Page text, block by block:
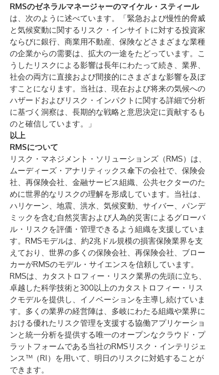
RMSのゼネラルマネージャーのマイケル・スティール
は、次のように述べています。「緊急および慢性的脅威
と気候変動に関するリスク・インサイトに対する投資家
ならびに銀行、商業用不動産、保険などさまざまな業種
の企業からの需要は、拡大の一途をたどっています。こ
うしたリスクによる影響は長年にわたって続き、業界、
社会の両方に直接および間接的にさまざまな影響を及ぼ
すことになります。当社は、現在および将来の気候への
ハザードおよびリスク・インパクトに関する詳細で分析
に基づく洞察は、長期的な戦略と意思決定に貢献するも
のと確信しています。」
以上
RMSについて
リスク・マネジメント・ソリューションズ（RMS）は、
ムーディーズ・アナリティックス傘下の会社で、保険会
社、再保険会社、金融サービス組織、公共セクターのた
めに世界的なリスクの理解を形成しています。当社は、
ハリケーン、地震、洪水、気候変動、サイバー、パンデ
ミックを含む自然災害および人為的災害によるグローバ
ル・リスクを評価・管理できるよう組織を支援していま
す。RMSモデルは、約2兆ドル規模の損害保険業界を支
えており、世界の多くの保険会社、再保険会社、ブロー
カーがRMSのモデル・サイエンスを信頼しています。
RMSは、カタストロフィー・リスク業界の先頭に立ち、
卓越した科学技術と300以上のカタストロフィー・リス
クモデルを提供し、イノベーションを主導し続けていま
す。多くの業界の経営陣は、多岐にわたる組織や業界に
おける優れたリスク管理を支援する協働アプリケーショ
ンと統一分析を提供する唯一のオープンなクラウド・プ
ラットフォームである当社のRMSリスク・インテリジェ
ンス™（RI）を用いて、明日のリスクに対処することが
できます。